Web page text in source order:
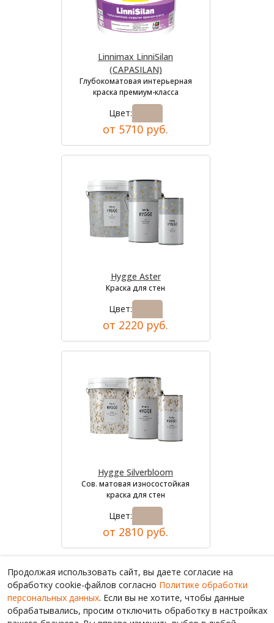
Linnimax LinniSilan
(CAPASILAN)
Глубокоматовая интерьерная
краска премиум-класса
Цвет:
от 5710 руб.
Hygge Aster
Краска для стен
Цвет:
от 2220 руб.
Hygge Silverbloom
Сов. матовая износостойкая
краска для стен
Цвет:
от 2810 руб.
Продолжая использовать сайт, вы даете согласие на
обработку cookie-файлов согласно Политике обработки
персональных данных. Если вы не хотите, чтобы данные
обрабатывались, просим отключить обработку в настройках